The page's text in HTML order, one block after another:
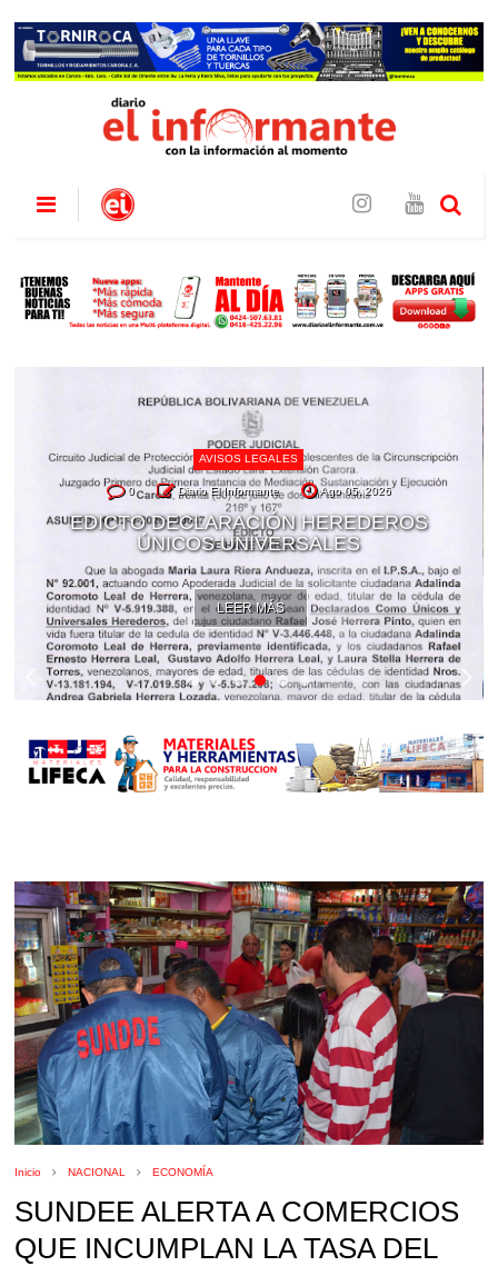
AVISOS LEGALES
0 Diario El Informante Ago 05, 2026
EDICTO DECLARACIÓN HEREDEROS
ÚNICOS UNIVERSALES
LEER MÁS
Inicio NACIONAL ECONOMÍA
SUNDEE ALERTA A COMERCIOS
QUE INCUMPLAN LA TASA DEL